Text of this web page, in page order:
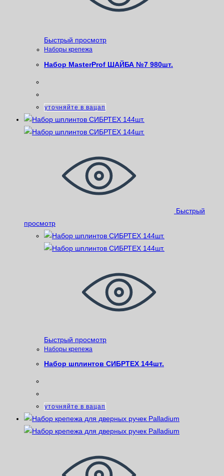
Быстрый просмотр
Наборы крепежа
Набор MasterProf ШАЙБА №7 980шт.
уточняйте в вацап
Быстрый
просмотр
Быстрый просмотр
Наборы крепежа
Набор шплинтов СИБРТЕХ 144шт.
уточняйте в вацап